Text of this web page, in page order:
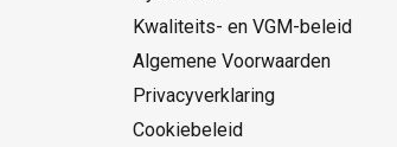
Kwaliteits- en VGM-beleid
Algemene Voorwaarden
Privacyverklaring
Cookiebeleid